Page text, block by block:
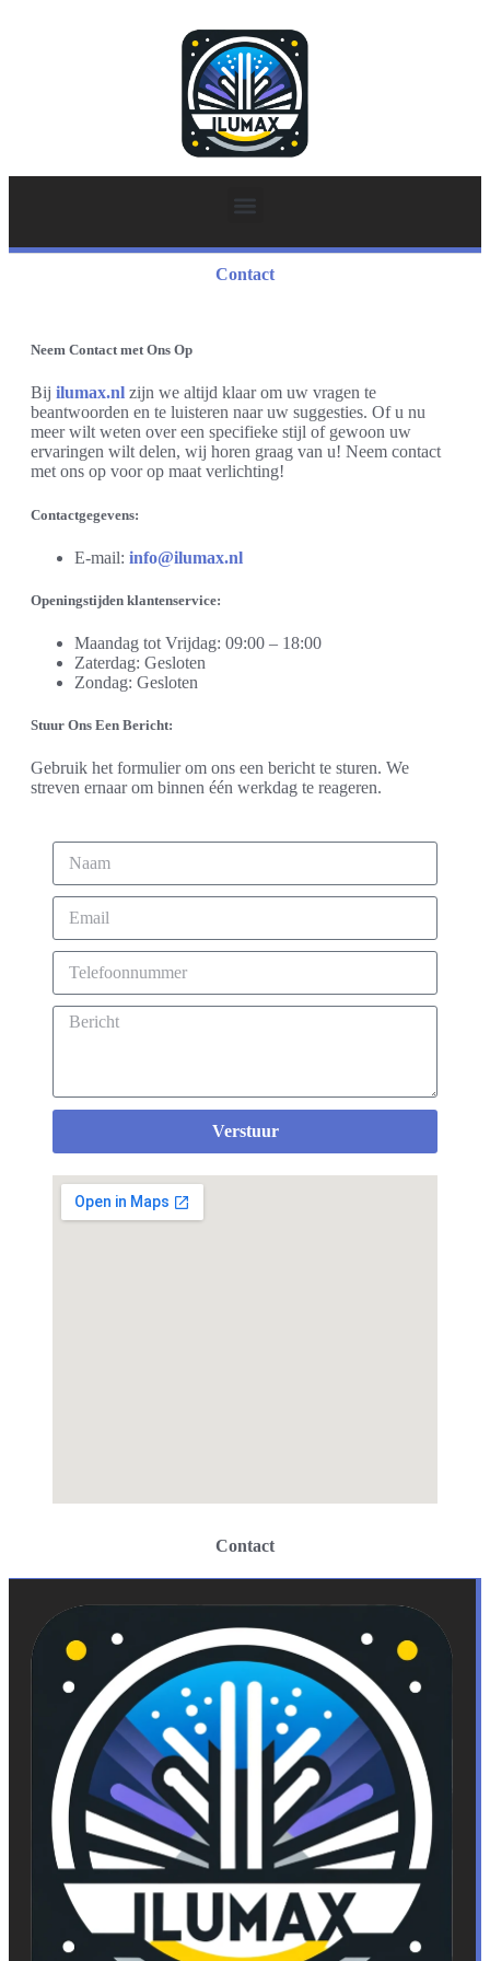
Contact
Neem Contact met Ons Op
Bij ilumax.nl zijn we altijd klaar om uw vragen te
beantwoorden en te luisteren naar uw suggesties. Of u nu
meer wilt weten over een specifieke stijl of gewoon uw
ervaringen wilt delen, wij horen graag van u! Neem contact
met ons op voor op maat verlichting!
Contactgegevens:
E-mail: info@ilumax.nl
Openingstijden klantenservice:
Maandag tot Vrijdag: 09:00 – 18:00
Zaterdag: Gesloten
Zondag: Gesloten
Stuur Ons Een Bericht:
Gebruik het formulier om ons een bericht te sturen. We
streven ernaar om binnen één werkdag te reageren.
Verstuur
Contact